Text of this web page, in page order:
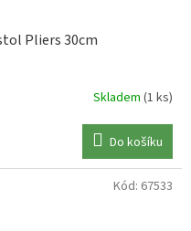
Pliers 30cm
Skladem (1 ks)
Do košíku
Kód: 67533